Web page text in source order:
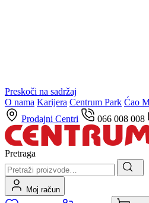
Preskoči na sadržaj
O nama Karijera Centrum Park Ćao
Prodajni Centri
066 008 008
Pretraga
Moj račun